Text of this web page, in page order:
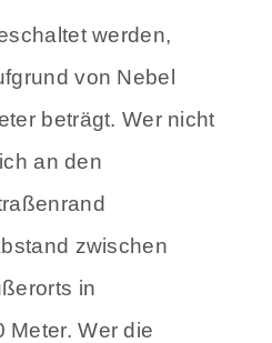
werden,
von Nebel
beträgt. Wer nicht
an den
zwischen
in
Meter. Wer die